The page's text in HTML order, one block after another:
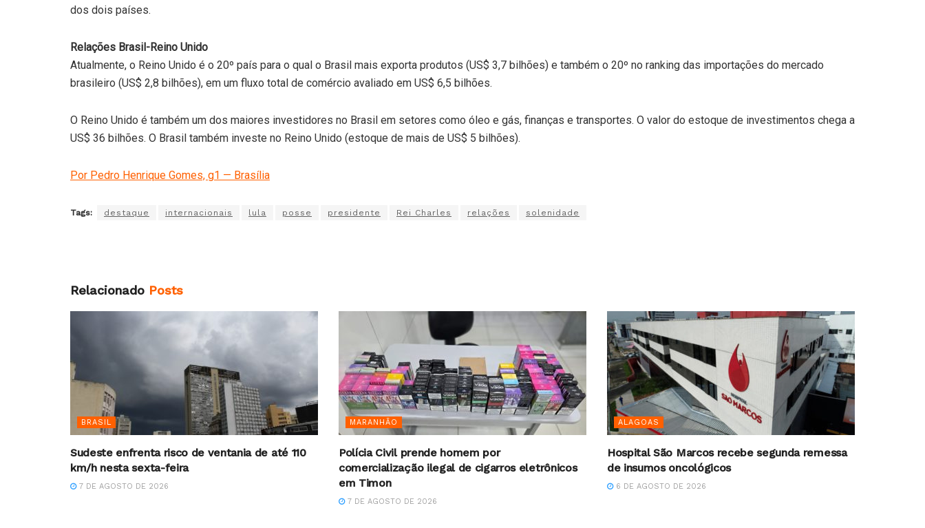
dos dois países.
Relações Brasil-Reino Unido
Atualmente, o Reino Unido é o 20º país para o qual o Brasil mais exporta produtos (US$ 3,7 bilhões) e também o 20º no ranking das importações do mercado
brasileiro (US$ 2,8 bilhões), em um fluxo total de comércio avaliado em US$ 6,5 bilhões.
O Reino Unido é também um dos maiores investidores no Brasil em setores como óleo e gás, finanças e transportes. O valor do estoque de investimentos chega a
US$ 36 bilhões. O Brasil também investe no Reino Unido (estoque de mais de US$ 5 bilhões).
Por Pedro Henrique Gomes, g1 — Brasília
Tags: destaque internacionais lula posse presidente Rei Charles relações solenidade
Relacionado Posts
BRASIL
Sudeste enfrenta risco de ventania de até 110
km/h nesta sexta-feira
7 DE AGOSTO DE 2026
MARANHÃO
Polícia Civil prende homem por
comercialização ilegal de cigarros eletrônicos
em Timon
7 DE AGOSTO DE 2026
ALAGOAS
Hospital São Marcos recebe segunda remessa
de insumos oncológicos
6 DE AGOSTO DE 2026